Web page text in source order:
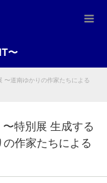
〜
〜道南ゆかりの作家たちによる
特別展 生成する
作家たちによる